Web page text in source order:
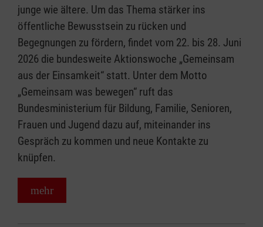
junge wie ältere. Um das Thema stärker ins
öffentliche Bewusstsein zu rücken und
Begegnungen zu fördern, findet vom 22. bis 28. Juni
2026 die bundesweite Aktionswoche „Gemeinsam
aus der Einsamkeit“ statt. Unter dem Motto
„Gemeinsam was bewegen“ ruft das
Bundesministerium für Bildung, Familie, Senioren,
Frauen und Jugend dazu auf, miteinander ins
Gespräch zu kommen und neue Kontakte zu
knüpfen.
mehr